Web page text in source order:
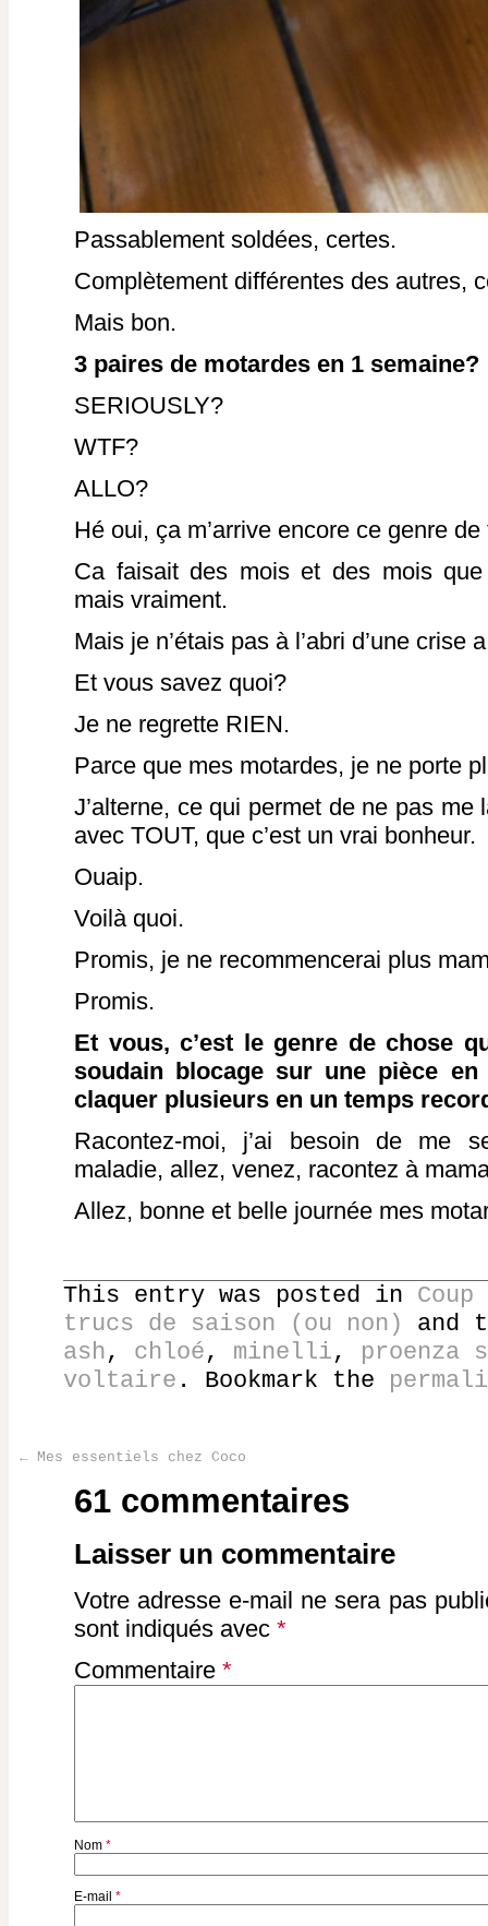
Passablement soldées, certes.
Complètement différentes des autres,
Mais bon.
3 paires de motardes en 1 semaine?
SERIOUSLY?
WTF?
ALLO?
Hé oui, ça m’arrive encore ce genre de
Ca faisait des mois et des mois que
mais vraiment.
Mais je n’étais pas à l’abri d’une crise
Et vous savez quoi?
Je ne regrette RIEN.
Parce que mes motardes, je ne porte
J’alterne, ce qui permet de ne pas
avec TOUT, que c’est un vrai bonheur.
Ouaip.
Voilà quoi.
Promis, je ne recommencerai plus
Promis.
Et vous, c’est le genre de chose
soudain blocage sur une pièce
claquer plusieurs en un temps
Racontez-moi, j’ai besoin de me
maladie, allez, venez, racontez à
Allez, bonne et belle journée mes
This entry was posted in
trucs de saison (ou non)
and
ash, chloé, minelli, proenza
voltaire . Bookmark the
← Mes essentiels chez Coco
61 commentaires
Laisser un commentaire
Votre adresse e-mail ne sera pas
sont indiqués avec *
Commentaire *
Nom *
E-mail *